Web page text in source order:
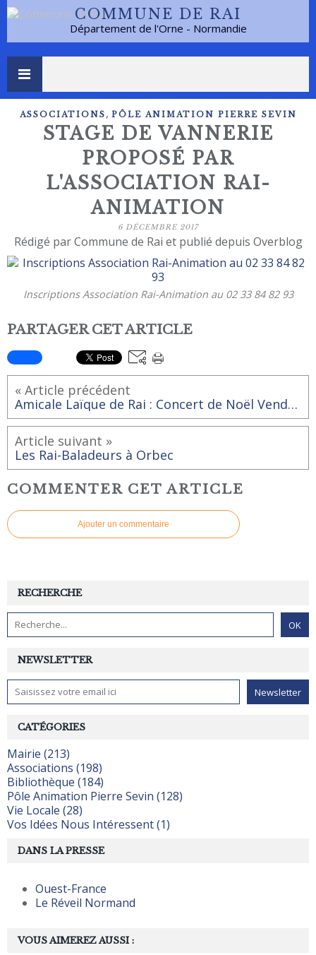
COMMUNE DE RAI
Département de l'Orne - Normandie
ASSOCIATIONS , PÔLE ANIMATION PIERRE SEVIN
STAGE DE VANNERIE
PROPOSÉ PAR
L'ASSOCIATION RAI-
ANIMATION
6 DÉCEMBRE 2017
Rédigé par Commune de Rai et publié depuis Overblog
Inscriptions Association Rai-Animation au 02 33 84 82 93
PARTAGER CET ARTICLE
« Article précédent
Amicale Laïque de Rai : Concert de Noël Vendredi 15 décembre à 20h dans l'Eglise de Rai
Article suivant »
Les Rai-Baladeurs à Orbec
COMMENTER CET ARTICLE
Ajouter un commentaire
NEWSLETTER
RECHERCHE
VOUS AIMEREZ AUSSI :
CATÉGORIES
Mairie (213)
Associations (198)
Bibliothèque (184)
Pôle Animation Pierre Sevin (128)
Vie Locale (28)
Vos Idées Nous Intéressent (1)
DANS LA PRESSE
Ouest-France
Le Réveil Normand